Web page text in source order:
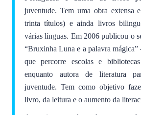
juventude. Tem uma obra extensa
trinta títulos) e ainda livros
várias línguas. Em 2006 publicou o
“Bruxinha Luna e a palavra mágica”
que percorre escolas e
enquanto autora de literatura
juventude. Tem como objetivo
livro, da leitura e o aumento da